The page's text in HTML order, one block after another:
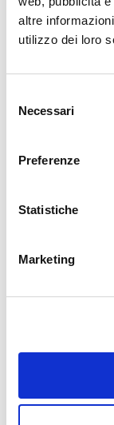
altre
utilizzo dei loro
delNecessari
Preferenze
Statistiche
Marketing
descrittiva delle
sostitutiva di
​Allegato
​Allegato